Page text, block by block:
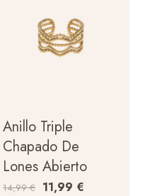
Anillo Triple
Chapado De
Lones Abierto
14,99€ 11,99 €